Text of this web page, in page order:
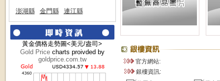
澎湖縣 金門縣 連江縣
黃金價格走勢圖<美元/盎司>
Gold Pricecharts proivded by
goldprice.com.tw
官方網站:
銀樓資訊: